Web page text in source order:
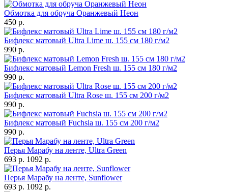
Обмотка для обруча Оранжевый Неон
450 р.
Бифлекс матовый Ultra Lime ш. 155 см 180 г/м2
990 р.
Бифлекс матовый Lemon Fresh ш. 155 см 180 г/м2
990 р.
Бифлекс матовый Ultra Rose ш. 155 см 200 г/м2
990 р.
Бифлекс матовый Fuchsia ш. 155 см 200 г/м2
990 р.
Перья Марабу на ленте, Ultra Green
693 р. 1092 р.
Перья Марабу на ленте, Sunflower
693 р. 1092 р.